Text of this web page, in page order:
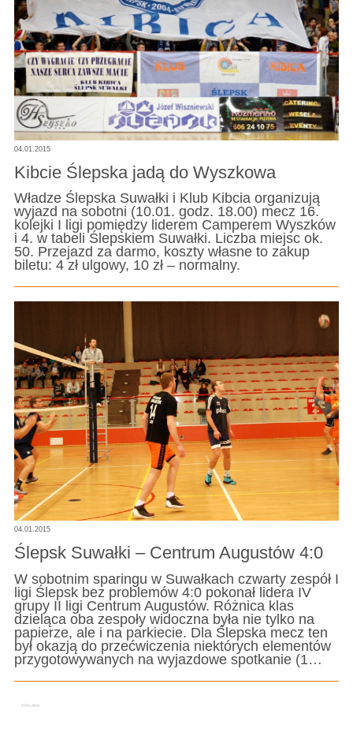
04.01.2015
Kibcie Ślepska jadą do Wyszkowa
Władze Ślepska Suwałki i Klub Kibcia organizują
wyjazd na sobotni (10.01. godz. 18.00) mecz 16.
kolejki I ligi pomiędzy liderem Camperem Wyszków
i 4. w tabeli Ślepskiem Suwałki. Liczba miejsc ok.
50. Przejazd za darmo, koszty własne to zakup
biletu: 4 zł ulgowy, 10 zł – normalny.
04.01.2015
Ślepsk Suwałki – Centrum Augustów 4:0
W sobotnim sparingu w Suwałkach czwarty zespół I
ligi Ślepsk bez problemów 4:0 pokonał lidera IV
grupy II ligi Centrum Augustów. Różnica klas
dzieląca oba zespoły widoczna była nie tylko na
papierze, ale i na parkiecie. Dla Ślepska mecz ten
był okazją do przećwiczenia niektórych elementów
przygotowywanych na wyjazdowe spotkanie (1…